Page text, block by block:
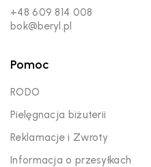
+48 609 814 008
bok@beryl.pl
Pomoc
RODO
Pielęgnacja biżuterii
Reklamacje i Zwroty
Informacja o przesyłkach